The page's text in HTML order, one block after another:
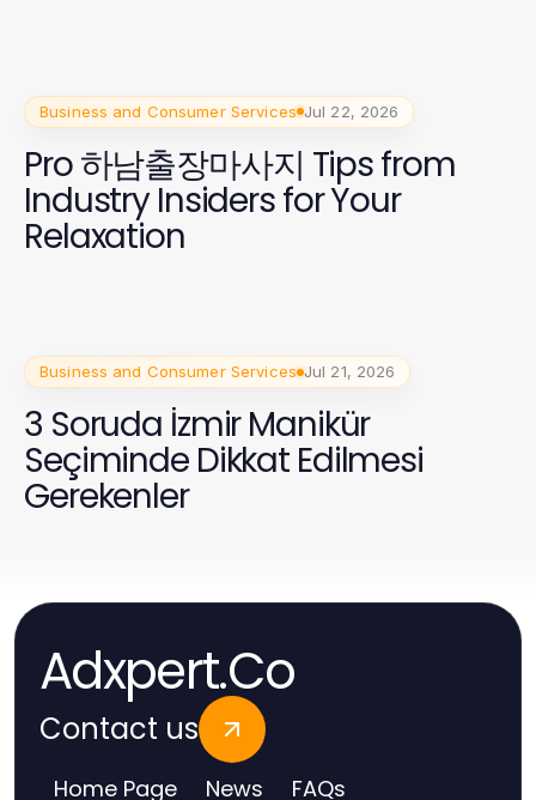
Business and Consumer Services Jul 22, 2026
Pro 하남출장마사지 Tips from
Industry Insiders for Your
Relaxation
Business and Consumer Services Jul 21, 2026
3 Soruda İzmir Manikür
Seçiminde Dikkat Edilmesi
Gerekenler
Adxpert.Co
Contact us
Home Page News FAQs